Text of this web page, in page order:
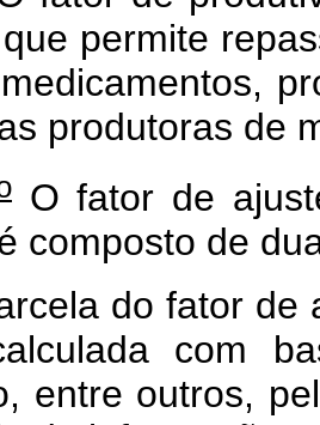
permite
produtoras de
O fator de
composto de
do fator de
com
entre outros,